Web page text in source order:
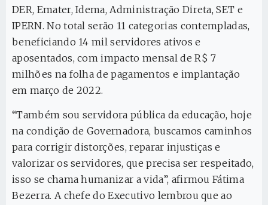
DER, Emater, Idema, Administração Direta, SET e
IPERN. No total serão 11 categorias contempladas,
beneficiando 14 mil servidores ativos e
aposentados, com impacto mensal de R$ 7
milhões na folha de pagamentos e implantação
em março de 2022.
“Também sou servidora pública da educação, hoje
na condição de Governadora, buscamos caminhos
para corrigir distorções, reparar injustiças e
valorizar os servidores, que precisa ser respeitado,
isso se chama humanizar a vida”, afirmou Fátima
Bezerra. A chefe do Executivo lembrou que ao